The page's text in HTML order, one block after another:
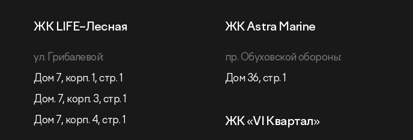
ЖК LIFE–Лесная
ул. Грибалевой:
Дом 7, корп. 1, стр. 1
Дом. 7, корп. 3, стр. 1
Дом 7, корп. 4, стр. 1
ЖК Astra Marine
пр. Обуховской обороны:
Дом 36, стр. 1
ЖК «VI Квартал»